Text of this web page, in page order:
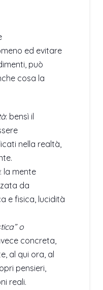
ed evitare
può
cosa la
: bensì il
nella realtà,
: la mente
da
e fisica, lucidità
o
concreta,
al qui ora, al
pensieri,
reali.